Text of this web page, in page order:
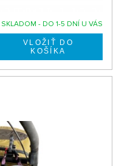
SKLADOM - DO 1-5 DNÍ U VÁS